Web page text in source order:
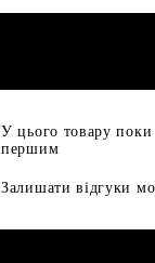
У цього товару
першим
Залишати відгуки